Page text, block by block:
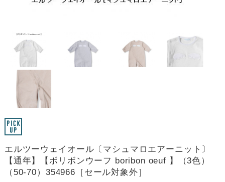
エルツーウェイオール〔マシュマロエアーニット〕
【通年】【ボリボンウーフ boribon oeuf 】（3色）
（50-70）354966［セール対象外］